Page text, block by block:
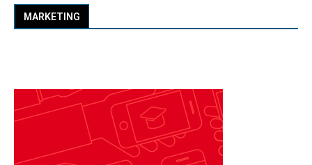
MARKETING